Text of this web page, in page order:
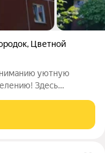
, Цветной
уютную
Здесь
нейтральных